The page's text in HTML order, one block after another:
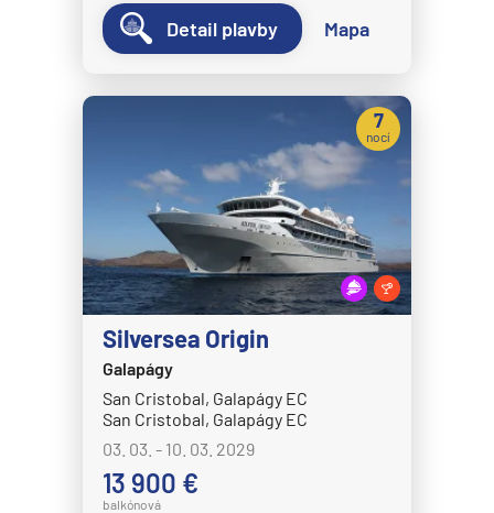
Disney Fantasy
Disney Magic
Disney Wonder
Explora Journeys
Explora I
Explora II
Explora III
Explora IV
Explora V
Explora VI
Hapag-Lloyd Cruises
HANSEATIC inspiration
Detail plavby Mapa
Silversea Origin
Galapágy
San Cristobal, Galapágy EC
San Cristobal, Galapágy EC
03. 03. - 10. 03. 2029
13 900 €
balkónová
7
nocí